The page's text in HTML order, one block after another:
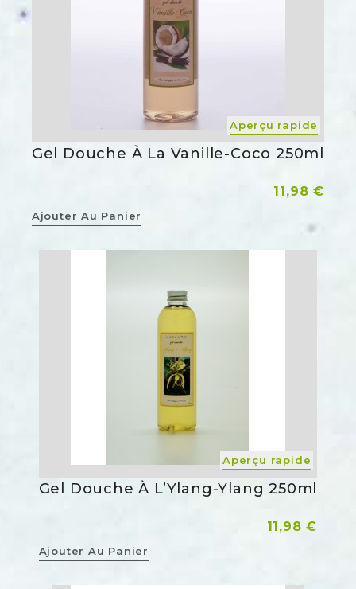
Aperçu rapide
Gel Douche À La Vanille-Coco 250ml
Prix
11,98 €
Ajouter Au Panier
Aperçu rapide
Gel Douche À L’Ylang-Ylang 250ml
Prix
11,98 €
Ajouter Au Panier